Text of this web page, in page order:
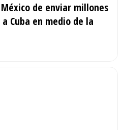
de enviar millones
Cuba en medio de la